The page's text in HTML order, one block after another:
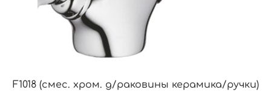
F1018 (смес. хром. д/раковины керамика/ручки)